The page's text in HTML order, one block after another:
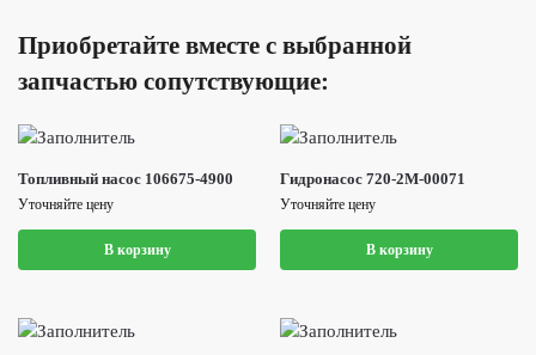
Приобретайте вместе с выбранной
запчастью сопутствующие:
Топливный насос 106675-4900
Уточняйте цену
В корзину
Гидронасос 720-2M-00071
Уточняйте цену
В корзину